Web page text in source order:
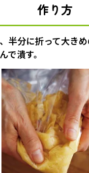
作り方
半分に折って大き
で潰す。